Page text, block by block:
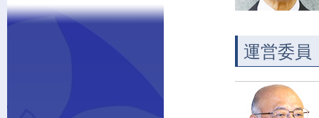
運営委員